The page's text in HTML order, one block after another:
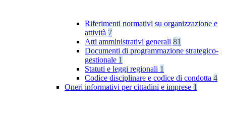
Riferimenti normativi su organizzazione e
attività 7
Atti amministrativi generali 81
Documenti di programmazione strategico-
gestionale 1
Statuti e leggi regionali 1
Codice disciplinare e codice di condotta 4
Oneri informativi per cittadini e imprese 1